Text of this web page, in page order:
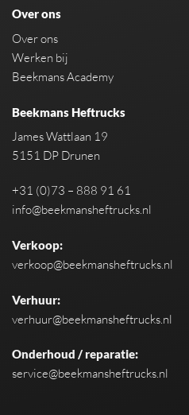
Over ons
Over ons
Werken bij
Beekmans Academy
Beekmans Heftrucks
James Wattlaan 19
5151 DP Drunen
+31 (0)73 – 888 91 61
info@beekmansheftrucks.nl
Verkoop:
verkoop@beekmansheftrucks.nl
Verhuur:
verhuur@beekmansheftrucks.nl
Onderhoud / reparatie:
service@beekmansheftrucks.nl